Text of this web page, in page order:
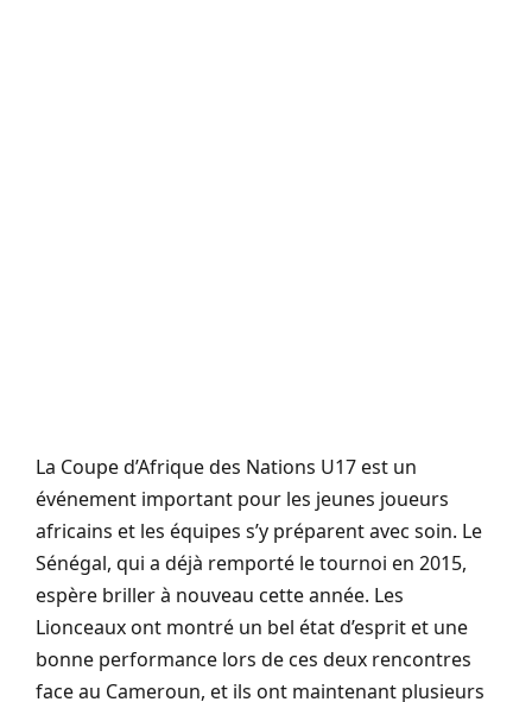
La Coupe d’Afrique des Nations U17 est un
événement important pour les jeunes joueurs
africains et les équipes s’y préparent avec soin. Le
Sénégal, qui a déjà remporté le tournoi en 2015,
espère briller à nouveau cette année. Les
Lionceaux ont montré un bel état d’esprit et une
bonne performance lors de ces deux rencontres
face au Cameroun, et ils ont maintenant plusieurs